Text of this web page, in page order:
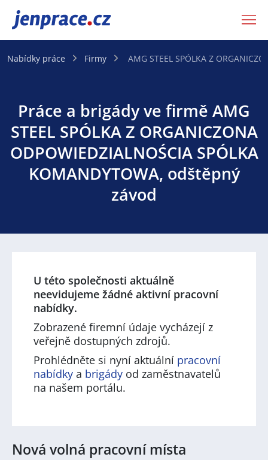
JenPráce.cz
Nabídky práce Firmy AMG STEEL SPÓLKA Z
Práce a brigády ve firmě AMG
STEEL SPÓLKA Z ORGANICZONA
ODPOWIEDZIALNOŚCIA SPÓLKA
KOMANDYTOWA, odštěpný
závod
U této společnosti aktuálně
neevidujeme žádné aktivní pracovní
nabídky.
Zobrazené firemní údaje vycházejí z
veřejně dostupných zdrojů.
Prohlédněte si nyní aktuální pracovní
nabídky a brigády od zaměstnavatelů
na našem portálu.
Nová volná pracovní místa